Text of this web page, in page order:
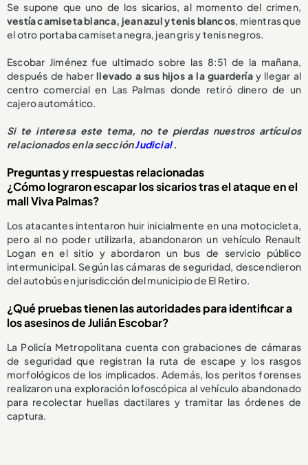
Se supone que uno de los sicarios, al momento del crimen,
vestía camiseta blanca, jean azul y tenis blancos, mientras que
el otro portaba camiseta negra, jean gris y tenis negros.
Escobar Jiménez fue ultimado sobre las 8:51 de la mañana,
después de haberllevado a sus hijos a la guarderíay llegar al
centro comercial en Las Palmas donde retiró dinero de un
cajero automático.
Si te interesa este tema, no te pierdas nuestros artículos
relacionados en la secciónJudicial.
Preguntas y rrespuestas relacionadas
¿Cómo lograron escapar los sicarios tras el ataque en el
mall Viva Palmas?
Los atacantes intentaron huir inicialmente en una motocicleta,
pero al no poder utilizarla, abandonaron un vehículo Renault
Logan en el sitio y abordaron un bus de servicio público
intermunicipal. Según las cámaras de seguridad, descendieron
del autobús en jurisdicción del municipio de El Retiro.
¿Qué pruebas tienen las autoridades para identificar a
los asesinos de Julián Escobar?
La Policía Metropolitana cuenta con grabaciones de cámaras
de seguridad que registran la ruta de escape y los rasgos
morfológicos de los implicados. Además, los peritos forenses
realizaron una exploración lofoscópica al vehículo abandonado
para recolectar huellas dactilares y tramitar las órdenes de
captura.